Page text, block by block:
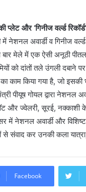
प्लेट और ‘गिनीज वर्ल्ड
में नेशनल अवार्डी व गिनीज
मेले में एक ऐसी अनूठी
को दांतों तले उंगली दबाने
काम किया गया है, जो
पीयूष गोयल द्वारा
और ज्वेलरी, सूरई, नक्काशी के
में नेशनल अवार्डी और
से संवाद कर उनकी कला
Facebook